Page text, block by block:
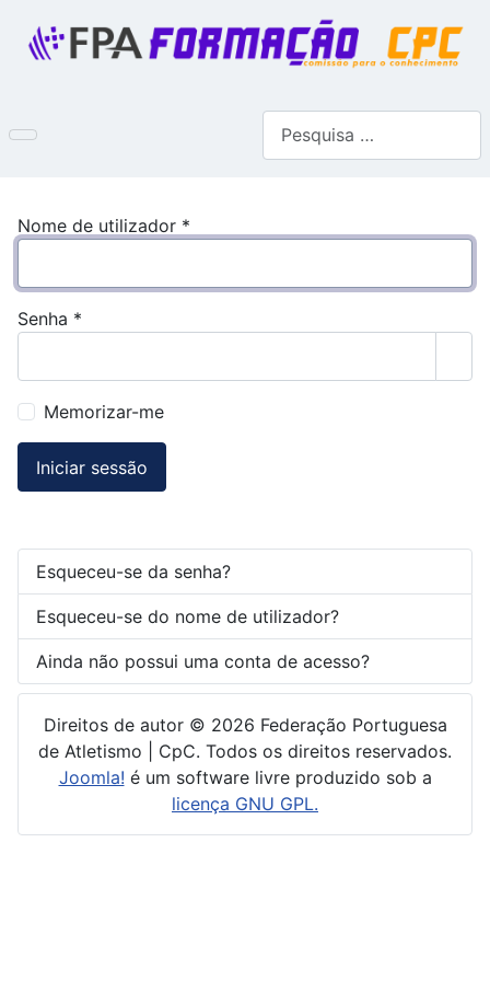
Nome de utilizador *
Senha *
Memorizar-me
Iniciar sessão
Esqueceu-se da senha?
Esqueceu-se do nome de utilizador?
Ainda não possui uma conta de acesso?
Direitos de autor © 2026 Federação Portuguesa
de Atletismo | CpC. Todos os direitos reservados.
Joomla! é um software livre produzido sob a
licença GNU GPL.